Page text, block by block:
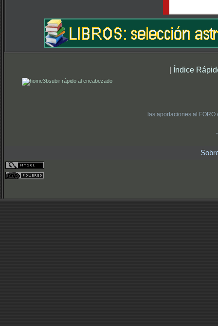
| Índice
subir rápido al encabezado
las aportaciones al